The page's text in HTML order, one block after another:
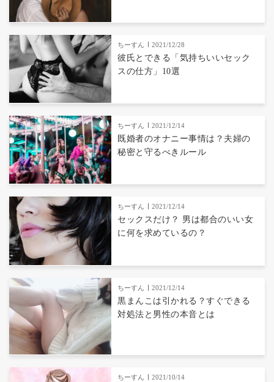
ちーすん 2021/12/28
彼氏とできる「気持ちいいセック
スの仕方」10選
ちーすん 2021/12/14
既婚者のオナニー事情は？夫婦の
秘密と守るべきルール
ちーすん 2021/12/14
セックスだけ？ 男は都合のいい女
に何を求めているの？
ちーすん 2021/12/14
黒まんこは引かれる？すぐできる
対処法と男性の本音とは
ちーすん 2021/10/14